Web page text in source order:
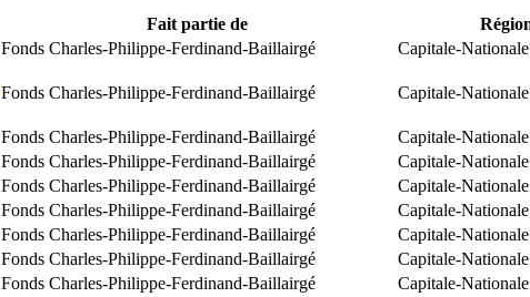
Fait partie de
Fonds Charles-Philippe-Ferdinand-Baillairgé Capitale-Nationale
Fonds Charles-Philippe-Ferdinand-Baillairgé Capitale-Nationale
Fonds Charles-Philippe-Ferdinand-Baillairgé Capitale-Nationale
Fonds Charles-Philippe-Ferdinand-Baillairgé Capitale-Nationale
Fonds Charles-Philippe-Ferdinand-Baillairgé Capitale-Nationale
Fonds Charles-Philippe-Ferdinand-Baillairgé Capitale-Nationale
Fonds Charles-Philippe-Ferdinand-Baillairgé Capitale-Nationale
Fonds Charles-Philippe-Ferdinand-Baillairgé Capitale-Nationale
Fonds Charles-Philippe-Ferdinand-Baillairgé Capitale-Nationale